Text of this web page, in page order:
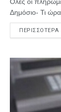
Δημόσιο- Τι ώρα
ΠΕΡΙΣΣΟΤΕΡΑ